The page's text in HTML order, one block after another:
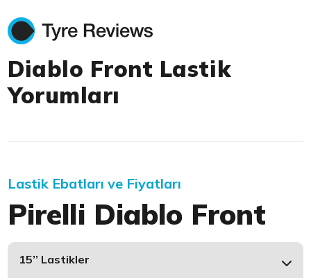
Diablo Front Lastik
Yorumları
Lastik Ebatları ve Fiyatları
Pirelli Diablo Front
15’’ Lastikler